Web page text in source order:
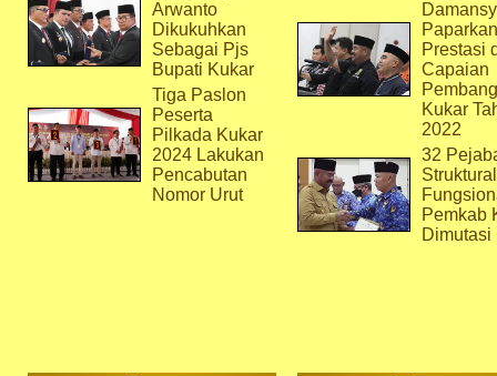
Arwanto
Dikukuhkan
Sebagai Pjs
Bupati Kukar
Tiga Paslon
Peserta
Pilkada Kukar
2024 Lakukan
Pencabutan
Nomor Urut
Paparkan
Prestasi
Capaian
Kukar
2022
32
Pemkab
Dimutasi